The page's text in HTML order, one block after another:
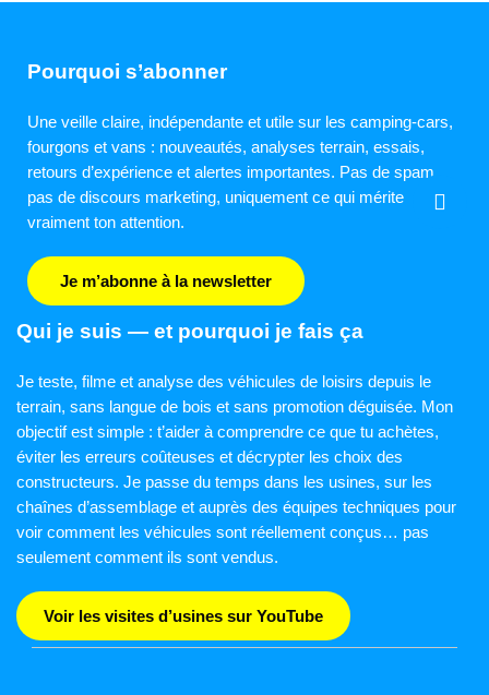
Pourquoi s’abonner
Une veille claire, indépendante et utile sur les camping-cars,
fourgons et vans : nouveautés, analyses terrain, essais,
retours d’expérience et alertes importantes. Pas de spam,
pas de discours marketing, uniquement ce qui mérite
vraiment ton attention.
Je m’abonne à la newsletter
Qui je suis — et pourquoi je fais ça
Je teste, filme et analyse des véhicules de loisirs depuis le
terrain, sans langue de bois et sans promotion déguisée. Mon
objectif est simple : t’aider à comprendre ce que tu achètes,
éviter les erreurs coûteuses et décrypter les choix des
constructeurs. Je passe du temps dans les usines, sur les
chaînes d’assemblage et auprès des équipes techniques pour
voir comment les véhicules sont réellement conçus… pas
seulement comment ils sont vendus.
Voir les visites d’usines sur YouTube